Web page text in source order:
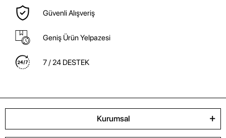
Güvenli Alışveriş
Geniş Ürün Yelpazesi
7 / 24 DESTEK
Kurumsal